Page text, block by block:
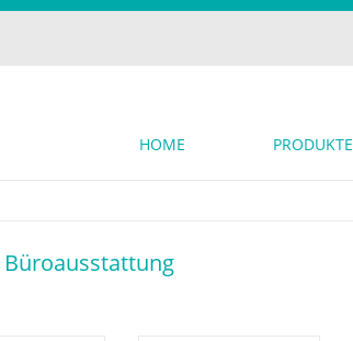
HOME PRODUKTE
Büroausstattung